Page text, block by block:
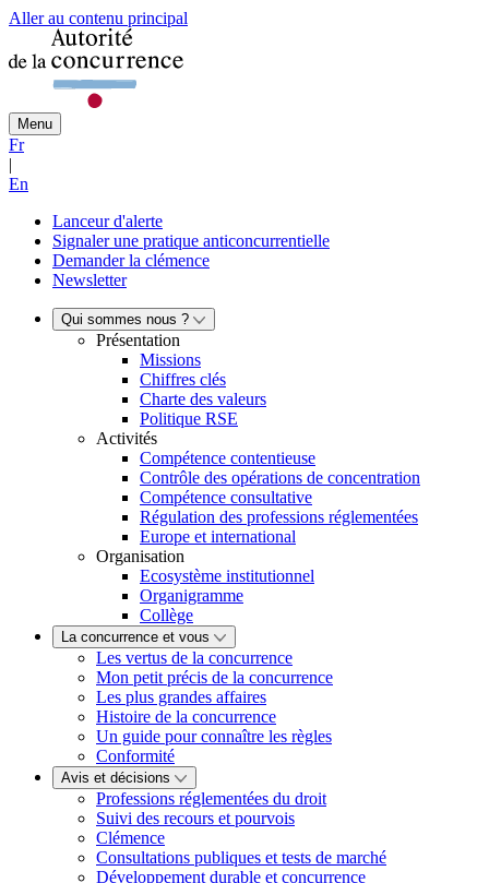
Aller au contenu principal
Menu
Fr
|
En
Lanceur d'alerte
Signaler une pratique anticoncurrentielle
Demander la clémence
Newsletter
Qui sommes nous ?
Présentation
Missions
Chiffres clés
Charte des valeurs
Politique RSE
Activités
Compétence contentieuse
Contrôle des opérations de concentration
Compétence consultative
Régulation des professions réglementées
Europe et international
Organisation
Ecosystème institutionnel
Organigramme
Collège
La concurrence et vous
Les vertus de la concurrence
Mon petit précis de la concurrence
Les plus grandes affaires
Histoire de la concurrence
Un guide pour connaître les règles
Conformité
Avis et décisions
Professions réglementées du droit
Suivi des recours et pourvois
Clémence
Consultations publiques et tests de marché
Développement durable et concurrence